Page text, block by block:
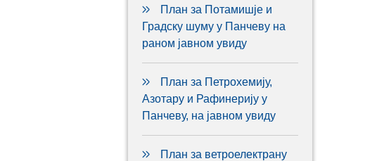
План за Потамишје и
Градску шуму у Панчеву на
раном јавном увиду
План за Петрохемију,
Азотару и Рафинерију у
Панчеву, на јавном увиду
План за ветроелектрану